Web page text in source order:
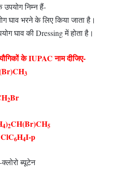
निम्न हैं-
घाव भरने के लिए किया जाता है।
घाव की Dressing में होता है।
के IUPAC नाम दीजिए-
3
2Br
4)2CH(Br)CH5
6H4I-p
ब्यूटेन